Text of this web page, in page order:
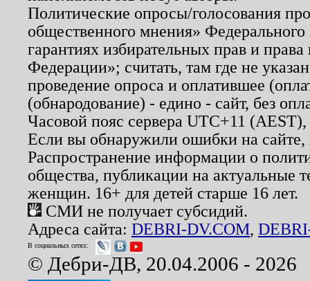
Политические опросы/голосования
общественного мнения»
гарантиях избирательных прав и
Федерации»; считать, там где не
проведение опроса и оплатившее
(обнародование) - едино - сайт, без
Часовой пояс сервера UTC+11
Если вы обнаружили ошибки на
Распространение информации о
общества, публикации на актуальные
женщин. 16+ для детей старше 16 лет.
СМИ не получает субсидий.
Адреса сайта: DEBRI-DV.COM,
В социальных сетях:
© Дебри-ДВ, 20.04.2006 - 2026